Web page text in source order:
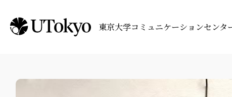
東京大学コミュニケーションセンタ